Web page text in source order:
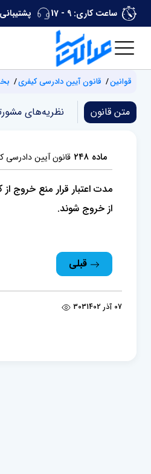
ساعت کاری: 9 - 17
قوانین قانون آیین دادرسی کیفری
متن قانون نظریه‌های
ماده ۲۴۸ قانون آیین دادرسی
مدت اعتبار قرار منع
از خروج شوند.
قبلی
07 آذر 1402 303